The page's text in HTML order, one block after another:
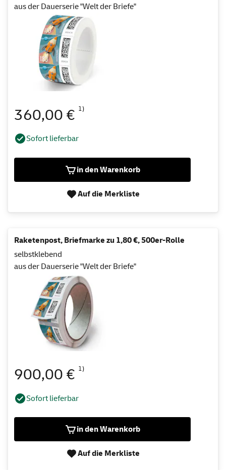
aus der Dauerserie "Welt der Briefe"
360,00 € 1)
Sofort lieferbar
in den Warenkorb
Auf die Merkliste
Raketenpost, Briefmarke zu 1,80 €, 500er-Rolle
selbstklebend
aus der Dauerserie "Welt der Briefe"
900,00 € 1)
Sofort lieferbar
in den Warenkorb
Auf die Merkliste